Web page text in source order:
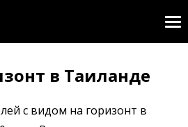
в Таиланде
с видом на горизонт в